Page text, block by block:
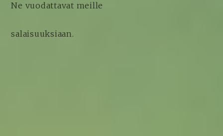
Ne vuodattavat meille
salaisuuksiaan.